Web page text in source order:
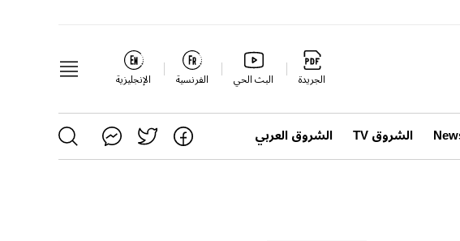
الجريدة البث الحي الفرنسية الإنجليزية
الشروق TV الشروق العربي